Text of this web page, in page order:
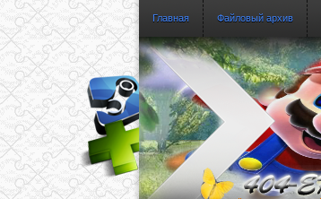
Главная Файловый архив